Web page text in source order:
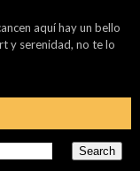
aquí hay un bello
y serenidad, no te lo